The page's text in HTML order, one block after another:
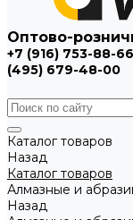
Оптово-
+7 (916) 753-88-66
(495) 679-48-00
Каталог товаров
Назад
Каталог товаров
Алмазные и
Назад